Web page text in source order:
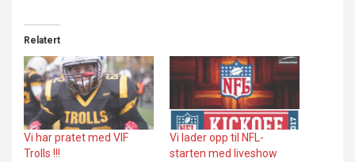
Relatert
Vi har pratet med VIF
Trolls !!!
Vi lader opp til NFL-
starten med liveshow